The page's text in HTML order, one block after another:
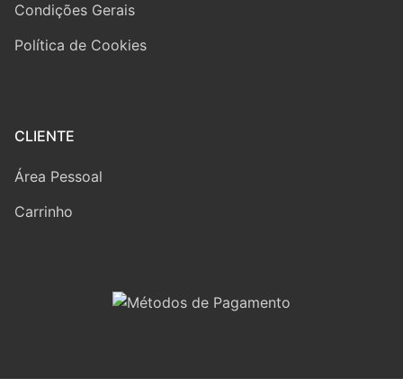
Condições Gerais
Política de Cookies
CLIENTE
Área Pessoal
Carrinho